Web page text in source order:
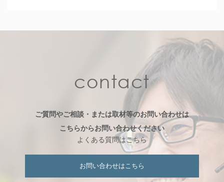
contact
ご質問やご相談・または取材等のお問い合わせは
こちらからお問い合わせください
よくある質問はこちら
お問い合わせはこちら